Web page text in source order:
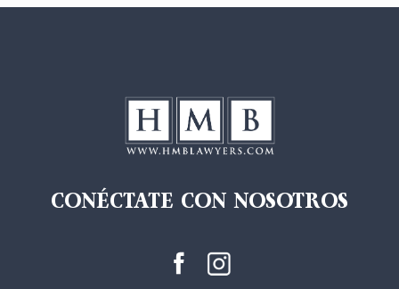
CONÉCTATE CON NOSOTROS